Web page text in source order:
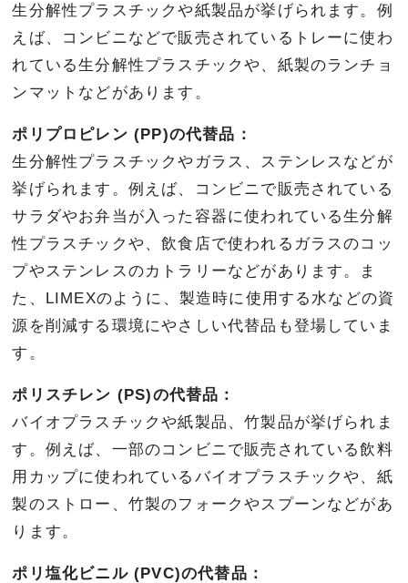
生分解性プラスチックや紙製品が挙げられます。例
えば、コンビニなどで販売されているトレーに使わ
れている生分解性プラスチックや、紙製のランチョ
ンマットなどがあります。
ポリプロピレン (PP)の代替品：
生分解性プラスチックやガラス、ステンレスなどが
挙げられます。例えば、コンビニで販売されている
サラダやお弁当が入った容器に使われている生分解
性プラスチックや、飲食店で使われるガラスのコッ
プやステンレスのカトラリーなどがあります。ま
た、LIMEXのように、製造時に使用する水などの資
源を削減する環境にやさしい代替品も登場していま
す。
ポリスチレン (PS)の代替品：
バイオプラスチックや紙製品、竹製品が挙げられま
す。例えば、一部のコンビニで販売されている飲料
用カップに使われているバイオプラスチックや、紙
製のストロー、竹製のフォークやスプーンなどがあ
ります。
ポリ塩化ビニル (PVC)の代替品：